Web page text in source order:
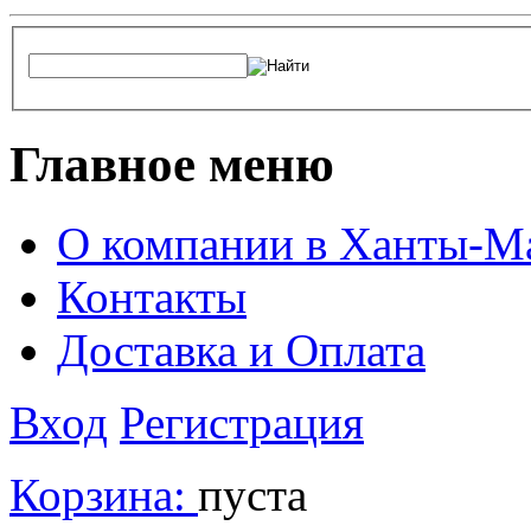
Главное меню
О компании в Ханты-
Контакты
Доставка и Оплата
Вход Регистрация
Корзина: пуста